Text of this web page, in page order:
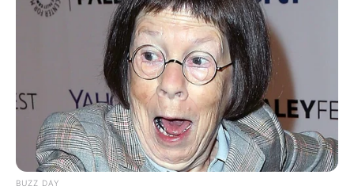
BUZZ DAY